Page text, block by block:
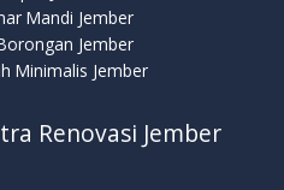
Mandi Jember
Jember
Minimalis Jember
Renovasi Jember